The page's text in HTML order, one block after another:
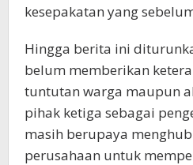
kesepakatan yang
Hingga berita ini
belum memberikan
tuntutan warga maupun
pihak ketiga sebagai
masih berupaya
perusahaan untuk